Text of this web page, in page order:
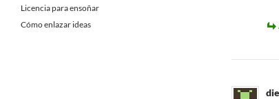
Licencia para ensoñar
Cómo enlazar ideas